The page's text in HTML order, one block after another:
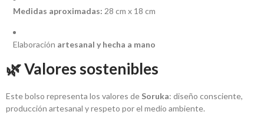
Medidas aproximadas: 28 cm x 18 cm
Elaboración artesanal y hecha a mano
🌿 Valores sostenibles
Este bolso representa los valores de Soruka: diseño consciente,
producción artesanal y respeto por el medio ambiente.